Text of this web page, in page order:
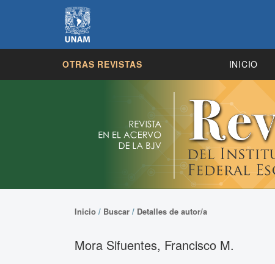
OTRAS REVISTAS INICIO
Inicio / Buscar / Detalles de autor/a
Mora Sifuentes, Francisco M.